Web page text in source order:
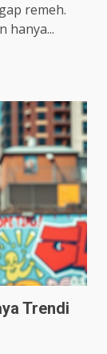
remeh.
hanya...
Trendi